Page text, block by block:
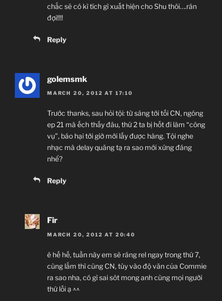
chắc sẽ có kì tích gì xuất hiện cho Shu thôi….rán
đợi!!!!
Reply
golemsmk
MARCH 20, 2012 AT 17:10
Trước thanks, sau hỏi tội: từ sáng tới tối CN, ngóng
ep 21 mà ếch thấy đâu, thứ 2 ta bị hốt đi làm “công
vụ”, báo hại tới giờ mới lấy được hàng. Tội nghe
nhạc mà delay quăng tạ ra sao mới xứng đáng
nhể?
Reply
Fir
MARCH 20, 2012 AT 20:40
ê hế hế, tuần này em sẽ ráng rel ngay trong thứ 7,
cùng lắm thì cũng CN, tùy vào độ văn của Commie
ra sao nha, có gì sai sót mong anh cùng mọi người
thứ lỗi ạ ^^